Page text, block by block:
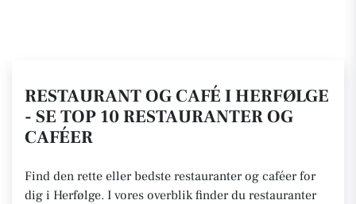
RESTAURANT OG CAFÉ I HERFØLGE
- SE TOP 10 RESTAURANTER OG
CAFÉER
Find den rette eller bedste restauranter og caféer for
dig i Herfølge. I vores overblik finder du restauranter